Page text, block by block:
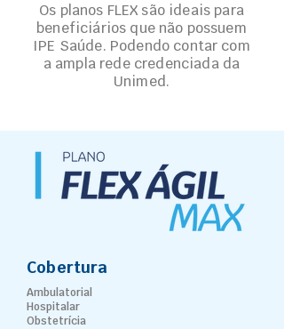
Os planos FLEX são ideais para
beneficiários que não possuem
IPE Saúde. Podendo contar com
a ampla rede credenciada da
Unimed.
Cobertura
Ambulatorial
Hospitalar
Obstetrícia